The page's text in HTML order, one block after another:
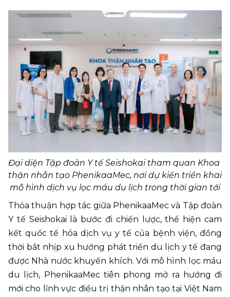
Đại diện Tập đoàn Y tế Seishokai tham quan Khoa
thận nhân tạo PhenikaaMec, nơi dự kiến triển khai
mô hình dịch vụ lọc máu du lịch trong thời gian tới
Thỏa thuận hợp tác giữa PhenikaaMec và Tập đoàn
Y tế Seishokai là bước đi chiến lược, thể hiện cam
kết quốc tế hóa dịch vụ y tế của bệnh viện, đồng
thời bắt nhịp xu hướng phát triển du lịch y tế đang
được Nhà nước khuyến khích. Với mô hình lọc máu
du lịch, PhenikaaMec tiên phong mở ra hướng đi
mới cho lĩnh vực điều trị thận nhân tạo tại Việt Nam